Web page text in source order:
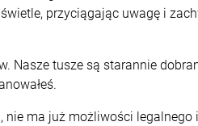
przyciągając uwagę i
Nasze tusze są starannie
nie ma już możliwości